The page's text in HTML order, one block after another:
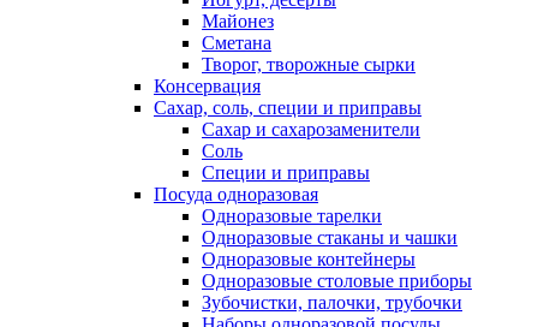
Майонез
Сметана
Творог, творожные сырки
Консервация
Сахар, соль, специи и приправы
Сахар и сахарозаменители
Соль
Специи и приправы
Посуда одноразовая
Одноразовые тарелки
Одноразовые стаканы и чашки
Одноразовые контейнеры
Одноразовые столовые приборы
Зубочистки, палочки, трубочки